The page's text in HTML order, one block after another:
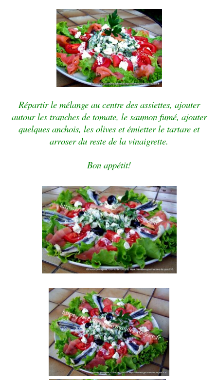
Répartir le mélange au centre des assiettes, ajouter
autour les tranches de tomate, le saumon fumé, ajouter
quelques anchois, les olives et émietter le tartare et
arroser du reste de la vinaigrette.
Bon appétit!